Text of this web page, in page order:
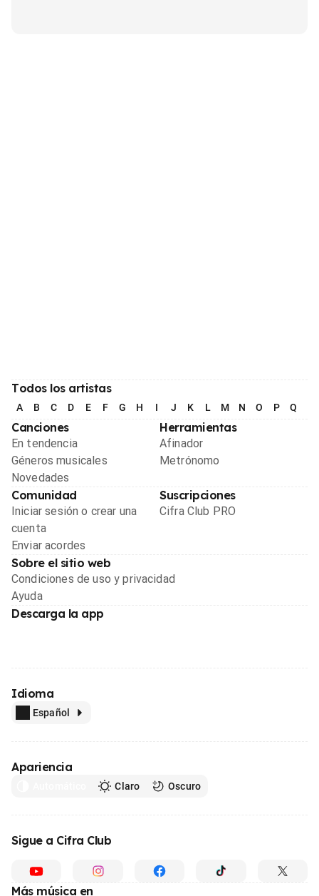
Todos los artistas
A B C D E F G H I J K L M N O P Q
Canciones
En tendencia
Géneros musicales
Novedades
Herramientas
Afinador
Metrónomo
Comunidad
Iniciar sesión o crear una
cuenta
Enviar acordes
Suscripciones
Cifra Club PRO
Sobre el sitio web
Condiciones de uso y privacidad
Ayuda
Descarga la app
Idioma
Español
Apariencia
Claro Oscuro
Sigue a Cifra Club
Más música en